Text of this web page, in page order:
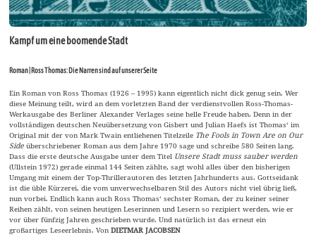
Kampf um eine boomende Stadt
Roman | Ross Thomas: Die Narren sind auf unserer Seite
Ein Roman von Ross Thomas (1926 – 1995) kann eigentlich nicht dick genug sein. Wer
diese Meinung teilt, wird an dem vorletzten Band der verdienstvollen Ross-Thomas-
Werkausgabe des Berliner Alexander Verlages seine helle Freude haben. Denn in der
vollständigen deutschen Neuübersetzung von Gisbert und Julian Haefs ist Thomas‘ im
Original mit der von Mark Twain entliehenen Titelzeile The Fools in Town Are on Our
Sideüberschriebener Roman aus dem Jahre 1970 sage und schreibe 580 Seiten lang.
Dass die erste deutsche Ausgabe unter dem Titel Unsere Stadt muss sauber werden
(Ullstein 1972) gerade einmal 144 Seiten zählte, sagt wohl alles über den bisherigen
Umgang mit einem der Top-Thrillerautoren des letzten Jahrhunderts aus. Gottseidank
ist die üble Kürzerei, die vom unverwechselbaren Stil des Autors nicht viel übrig ließ,
nun vorbei. Endlich kann auch Ross Thomas‘ sechster Roman, der zu keiner seiner
Reihen zählt, von seinen heutigen Leserinnen und Lesern so rezipiert werden, wie er
vor über fünfzig Jahren geschrieben wurde. Und natürlich ist das erneut ein
großartiges Leseerlebnis. VonDIETMAR JACOBSEN